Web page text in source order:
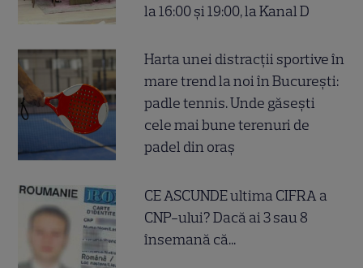
la 16:00 și 19:00, la Kanal D
Harta unei distracții sportive în
mare trend la noi în București:
padle tennis. Unde găsești
cele mai bune terenuri de
padel din oraș
CE ASCUNDE ultima CIFRA a
CNP-ului? Dacă ai 3 sau 8
însemană că...